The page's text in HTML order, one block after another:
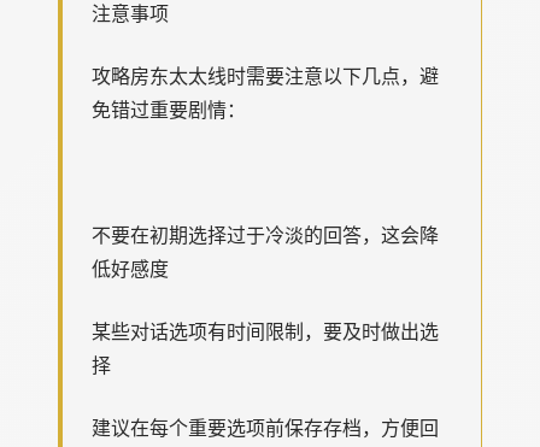
注意事项
攻略房东太太线时需要注意以下几点，避
免错过重要剧情：
不要在初期选择过于冷淡的回答，这会降
低好感度
某些对话选项有时间限制，要及时做出选
择
建议在每个重要选项前保存存档，方便回